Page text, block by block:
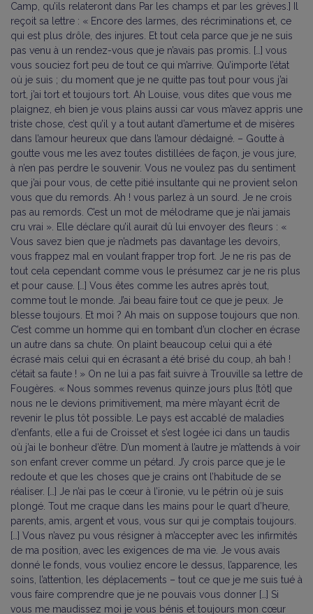
Camp, qu’ils relateront dans Par les champs et par les grèves.] Il
reçoit sa lettre : « Encore des larmes, des récriminations et, ce
qui est plus drôle, des injures. Et tout cela parce que je ne suis
pas venu à un rendez-vous que je n’avais pas promis. […] vous
vous souciez fort peu de tout ce qui m’arrive. Qu’importe l’état
où je suis ; du moment que je ne quitte pas tout pour vous j’ai
tort, j’ai tort et toujours tort. Ah Louise, vous dites que vous me
plaignez, eh bien je vous plains aussi car vous m’avez appris une
triste chose, c’est qu’il y a tout autant d’amertume et de misères
dans l’amour heureux que dans l’amour dédaigné. – Goutte à
goutte vous me les avez toutes distillées de façon, je vous jure,
à n’en pas perdre le souvenir. Vous ne voulez pas du sentiment
que j’ai pour vous, de cette pitié insultante qui ne provient selon
vous que du remords. Ah ! vous parlez à un sourd. Je ne crois
pas au remords. C’est un mot de mélodrame que je n’ai jamais
cru vrai ». Elle déclare qu’il aurait dû lui envoyer des fleurs : «
Vous savez bien que je n’admets pas davantage les devoirs,
vous frappez mal en voulant frapper trop fort. Je ne ris pas de
tout cela cependant comme vous le présumez car je ne ris plus
et pour cause. […] Vous êtes comme les autres après tout,
comme tout le monde. J’ai beau faire tout ce que je peux. Je
blesse toujours. Et moi ? Ah mais on suppose toujours que non.
C’est comme un homme qui en tombant d’un clocher en écrase
un autre dans sa chute. On plaint beaucoup celui qui a été
écrasé mais celui qui en écrasant a été brisé du coup, ah bah !
c’était sa faute ! » On ne lui a pas fait suivre à Trouville sa lettre de
Fougères. « Nous sommes revenus quinze jours plus [tôt] que
nous ne le devions primitivement, ma mère m’ayant écrit de
revenir le plus tôt possible. Le pays est accablé de maladies
d’enfants, elle a fui de Croisset et s’est logée ici dans un taudis
où j’ai le bonheur d’être. D’un moment à l’autre je m’attends à voir
son enfant crever comme un pétard. J’y crois parce que je le
redoute et que les choses que je crains ont l’habitude de se
réaliser. […] Je n’ai pas le cœur à l’ironie, vu le pétrin où je suis
plongé. Tout me craque dans les mains pour le quart d’heure,
parents, amis, argent et vous, vous sur qui je comptais toujours.
[…] Vous n’avez pu vous résigner à m’accepter avec les infirmités
de ma position, avec les exigences de ma vie. Je vous avais
donné le fonds, vous vouliez encore le dessus, l’apparence, les
soins, l’attention, les déplacements – tout ce que je me suis tué à
vous faire comprendre que je ne pouvais vous donner […] Si
vous me maudissez moi je vous bénis et toujours mon cœur